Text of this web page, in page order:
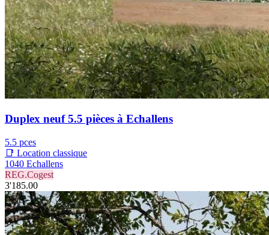
Duplex neuf 5.5 pièces à Echallens
5.5 pces
📑 Location classique
1040 Echallens
REG.Cogest
3'185.00